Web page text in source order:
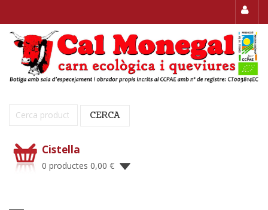
Cerca: CERCA
Cistella
0 productes 0,00 €